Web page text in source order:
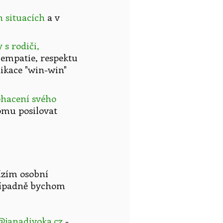
situacích a v
s rodiči,
respektu
"win-win"
svého
posilovat
osobní
bychom